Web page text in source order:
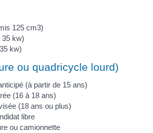
125 cm3)
35 kw)
kw)
ou quadricycle lourd)
(à partir de 15 ans)
(16 à 18 ans)
(18 ans ou plus)
libre
ou camionnette